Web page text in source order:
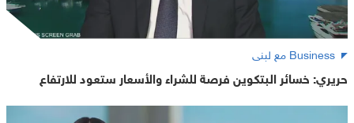
Business مع لبنى
حريري: خسائر البتكوين فرصة للشراء والأسعار ستعود للارتفاع